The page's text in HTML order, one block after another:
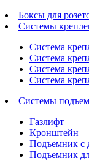
Боксы для
Системы
Система
Система
Система
Система
Системы
Газлифт
Кронштейн
Подъемник с
Подъемник